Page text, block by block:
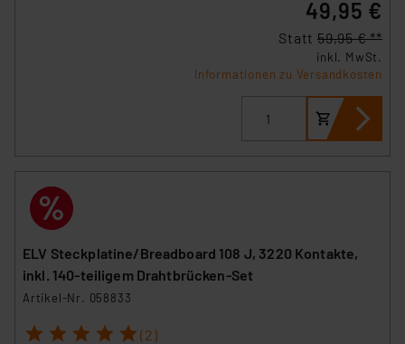
49,95 €
Statt 59,95 € **
inkl. MwSt.
Informationen zu Versandkosten
ELV Steckplatine/Breadboard 108 J, 3220 Kontakte,
inkl. 140-teiligem Drahtbrücken-Set
Artikel-Nr. 058833
1 2 3 4 5 (2)